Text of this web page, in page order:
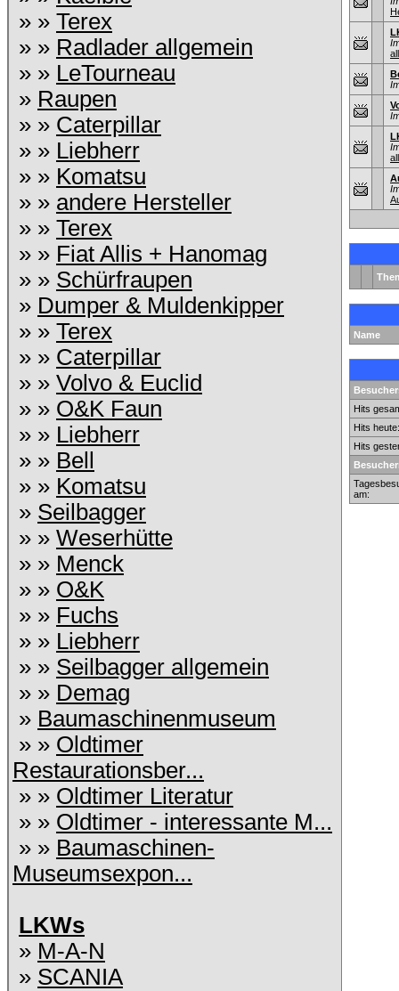
» » Terex
» » Radlader allgemein
» » LeTourneau
» Raupen
» » Caterpillar
» » Liebherr
» » Komatsu
» » andere Hersteller
» » Terex
» » Fiat Allis + Hanomag
» » Schürfraupen
» Dumper & Muldenkipper
» » Terex
» » Caterpillar
» » Volvo & Euclid
» » O&K Faun
» » Liebherr
» » Bell
» » Komatsu
» Seilbagger
» » Weserhütte
» » Menck
» » O&K
» » Fuchs
» » Liebherr
» » Seilbagger allgemein
» » Demag
» Baumaschinenmuseum
» » Oldtimer
Restaurationsber...
» » Oldtimer Literatur
» » Oldtimer - interessante M...
» » Baumaschinen-
Museumsexpon...
LKWs
» M-A-N
» SCANIA
Name
Hits
Hits heute:
Hits
am: